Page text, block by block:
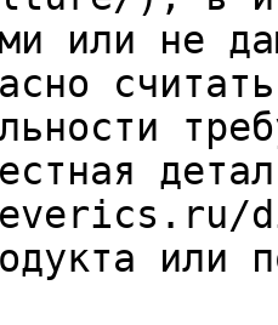
или не
или